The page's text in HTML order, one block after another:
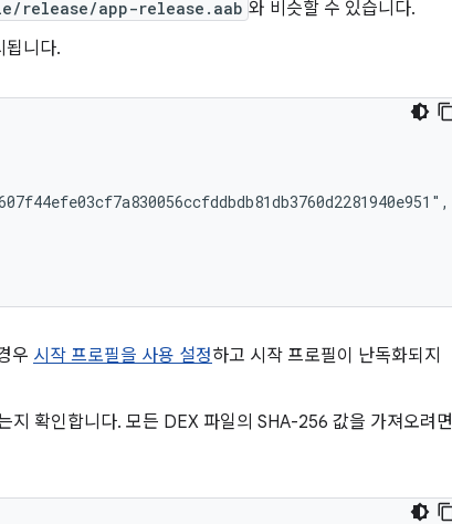
release/app-release.aab 와 비슷할 수 있습니다.
됩니다.
우 시작 프로필을 사용 설정하고 시작 프로필이 난독화되지
확인합니다. 모든 DEX 파일의 SHA-256 값을 가져오려면